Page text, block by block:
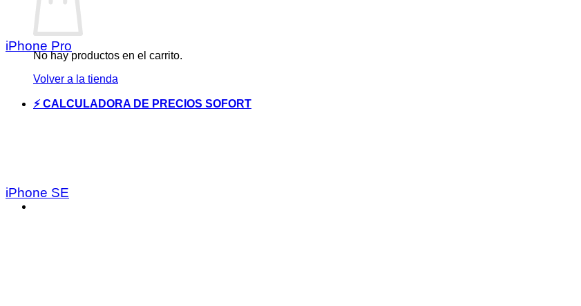
No hay productos en el carrito.
Volver a la tienda
⚡ CALCULADORA DE PRECIOS SOFORT
iPhone Pro
iPhone SE